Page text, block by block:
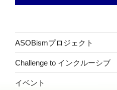
ASOBismプロジェクト
Challenge to インクルーシブ
イベント